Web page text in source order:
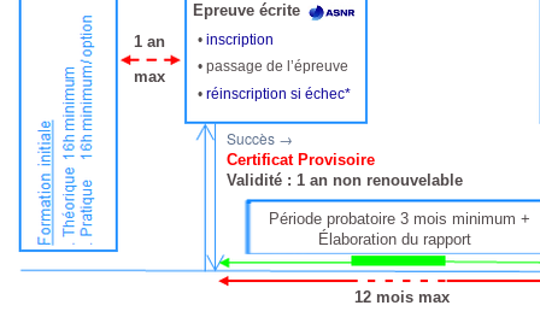
Succès →
Certificat Provisoire
Validité : 1 an non renouvelable
Période probatoire 3 mois minimum +
Élaboration du rapport
12 mois max
1 an
max
Epreuve écrite
• inscription
• passage de l’épreuve
• réinscription si échec*